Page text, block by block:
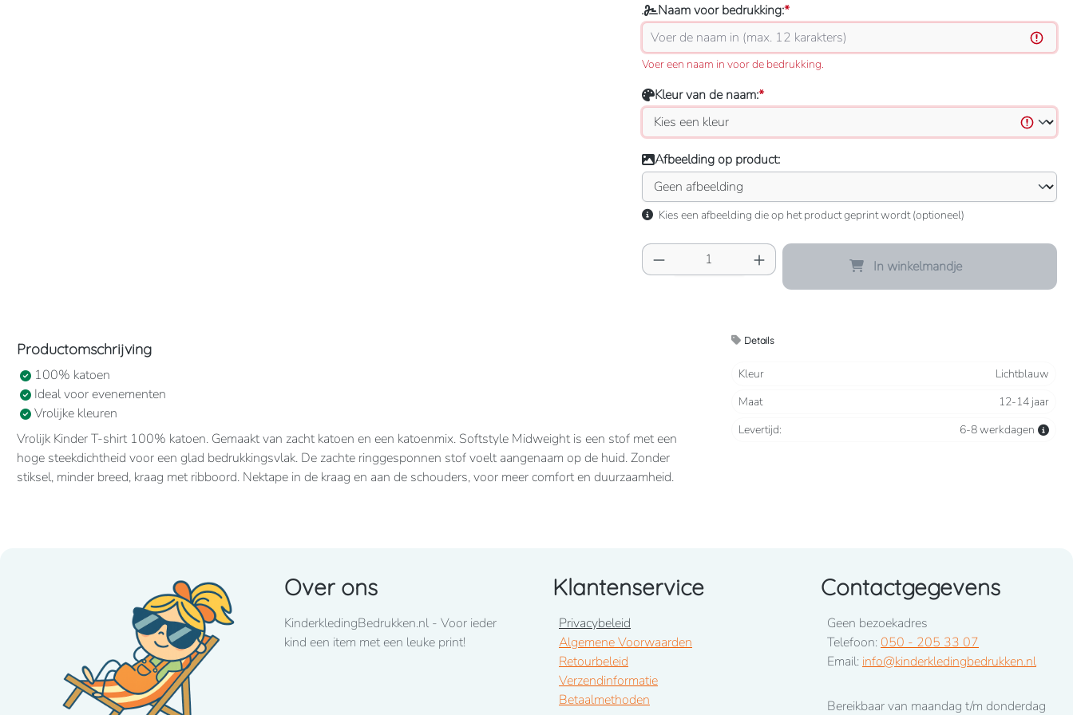
Naam voor bedrukking:*
Voer een naam in voor de bedrukking.
Kleur van de naam:*
Afbeelding op product:
Kies een afbeelding die op het product geprint wordt (optioneel)
Producthoeveelheid: Voer de gewenste
In winkelmandje
Productomschrijving
100% katoen
Ideal voor evenementen
Vrolijke kleuren
Vrolijk Kinder T-shirt 100% katoen. Gemaakt van zacht katoen en een katoenmix. Softstyle Midweight is een stof met een
hoge steekdichtheid voor een glad bedrukkingsvlak. De zachte ringgesponnen stof voelt aangenaam op de huid. Zonder
stiksel, minder breed, kraag met ribboord. Nektape in de kraag en aan de schouders, voor meer comfort en duurzaamheid.
Details
Kleur
Lichtblauw
Maat
12-14 jaar
Levertijd:
6-8 werkdagen
Over ons
KinderkledingBedrukken.nl - Voor ieder
kind een item met een leuke print!
Klantenservice
Privacybeleid
Algemene Voorwaarden
Retourbeleid
Verzendinformatie
Betaalmethoden
Contactgegevens
Geen bezoekadres
Telefoon: 050 - 205 33 07
Email: info@kinderkledingbedrukken.nl
Bereikbaar van maandag t/m donderdag